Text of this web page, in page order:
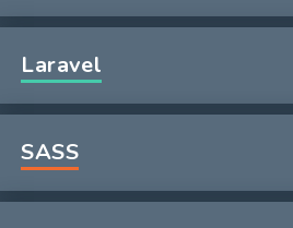
Laravel
SASS